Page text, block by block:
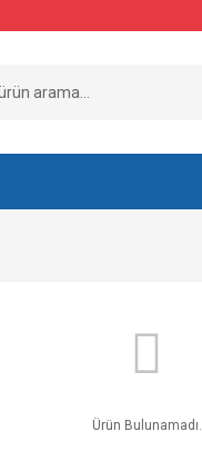
Ürün Bulunamadı.